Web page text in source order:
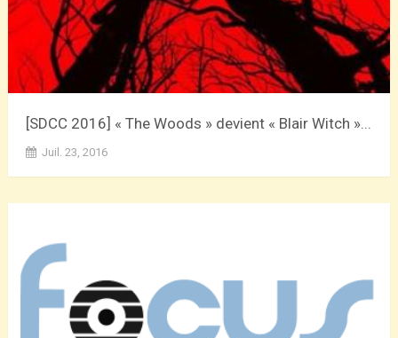
[SDCC 2016] « The Woods » devient « Blair Witch »...
Juil. 23, 2016